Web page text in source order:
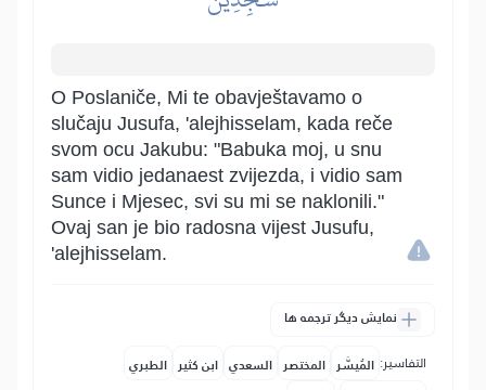
O Poslaniče, Mi te obavještavamo o
slučaju Jusufa, 'alejhisselam, kada reče
svom ocu Jakubu: "Babuka moj, u snu
sam vidio jedanaest zvijezda, i vidio sam
Sunce i Mjesec, svi su mi se naklonili."
Ovaj san je bio radosna vijest Jusufu,
'alejhisselam.
نمایش دیگر ترجمه ها
التفاسير: المُيسَّر المختصر السعدي ابن كثير الطبري